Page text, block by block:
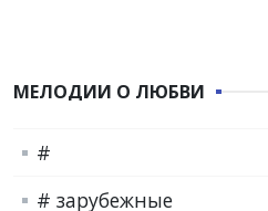
МЕЛОДИИ О ЛЮБВИ
#
# зарубежные